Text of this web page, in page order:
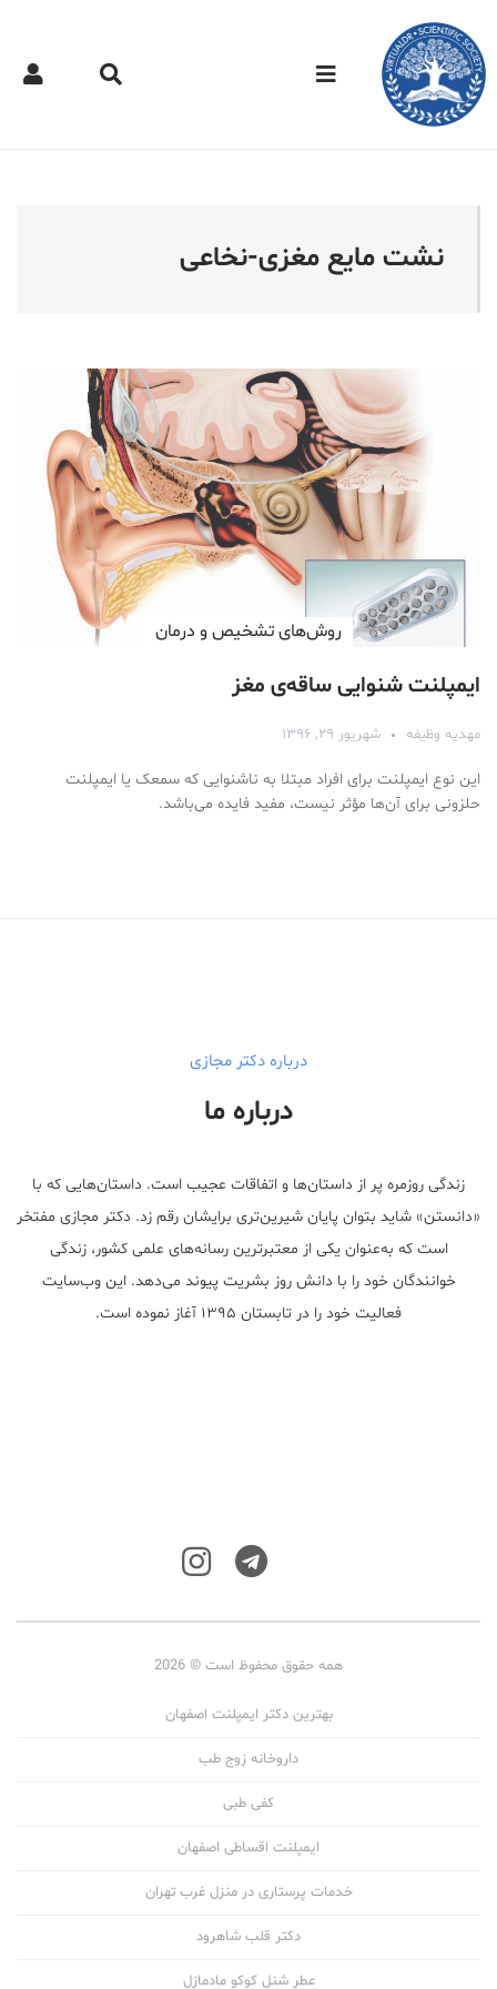
دکتر مجازی - نشت مایع
نشت مایع مغزی-نخاعی
روش‌های تشخیص و درمان
ایمپلنت شنوایی ساقه‌ی مغز
مهدیه وظیفه شهریور ۲۹, ۱۳۹۶
این نوع ایمپلنت برای افراد مبتلا به ناشنوایی که سمعک یا ایمپلنت
حلزونی برای آن‌ها مؤثر نیست، مفید فایده‌ می‌باشد.
درباره دکتر مجازی
درباره ما
زندگی روزمره پر از داستان‌ها و اتفاقات عجیب است. داستان‌هایی که با
«دانستن» شاید بتوان پایان شیرین‌تری برایشان رقم زد. دکتر مجازی مفتخر
است که به‌عنوان یکی از معتبر‌ترین رسانه‌های علمی کشور، زندگی
خوانندگان خود را با دانش روز بشریت پیوند می‌دهد. این وب‌سایت
فعالیت خود را در تابستان ۱۳۹۵ آغاز نموده است.
همه حقوق محفوظ است © 2026
بهترین دکتر ایمپلنت اصفهان
داروخانه زوج طب
کفی طبی
ایمپلنت اقساطی اصفهان
خدمات پرستاری در منزل غرب تهران
دکتر قلب شاهرود
عطر شنل کوکو مادمازل